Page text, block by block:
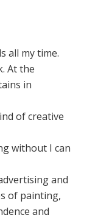
all my time.
At the
in
of creative
without I can
and
of painting,
and